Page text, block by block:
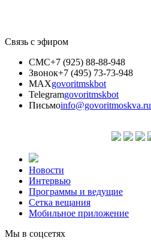
Связь с эфиром
СМС+7 (925) 88-88-948
Звонок+7 (495) 73-73-948
MAXgovoritmskbot
Telegramgovoritmskbot
Письмоinfo@govoritmoskva.ru
Новости
Интервью
Программы и ведущие
Сетка вещания
Мобильное приложение
Мы в соцсетях